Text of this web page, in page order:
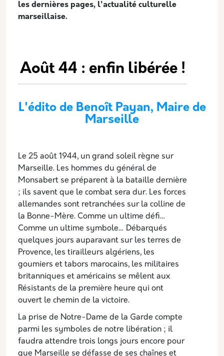
les dernières pages, l'actualité culturelle
marseillaise.
Août 44 : enfin libérée !
L'édito de Benoît Payan, Maire de
Marseille
Le 25 août 1944, un grand soleil règne sur
Marseille. Les hommes du général de
Monsabert se préparent à la bataille dernière
; ils savent que le combat sera dur. Les forces
allemandes sont retranchées sur la colline de
la Bonne-Mère. Comme un ultime défi…
Comme un ultime symbole… Débarqués
quelques jours auparavant sur les terres de
Provence, les tirailleurs algériens, les
goumiers et tabors marocains, les militaires
britanniques et américains se mêlent aux
Résistants de la première heure qui ont
ouvert le chemin de la victoire.
La prise de Notre-Dame de la Garde compte
parmi les symboles de notre libération ; il
faudra attendre trois longs jours encore pour
que Marseille se défasse de ses chaînes et